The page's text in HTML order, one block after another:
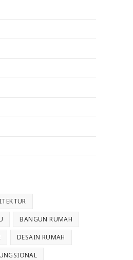
BANGUN RUMAH
DESAIN RUMAH